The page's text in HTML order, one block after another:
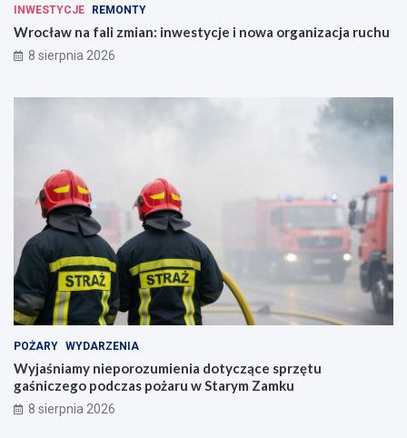
INWESTYCJE REMONTY
Wrocław na fali zmian: inwestycje i nowa organizacja ruchu
8 sierpnia 2026
POŻARY WYDARZENIA
Wyjaśniamy nieporozumienia dotyczące sprzętu
gaśniczego podczas pożaru w Starym Zamku
8 sierpnia 2026